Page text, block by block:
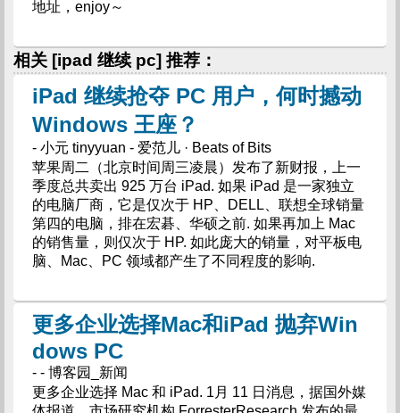
地址，enjoy～
相关 [ipad 继续 pc] 推荐：
iPad 继续抢夺 PC 用户，何时撼动
Windows 王座？
- 小元 tinyyuan - 爱范儿 · Beats of Bits
苹果周二（北京时间周三凌晨）发布了新财报，上一
季度总共卖出 925 万台 iPad. 如果 iPad 是一家独立
的电脑厂商，它是仅次于 HP、DELL、联想全球销量
第四的电脑，排在宏碁、华硕之前. 如果再加上 Mac
的销售量，则仅次于 HP. 如此庞大的销量，对平板电
脑、Mac、PC 领域都产生了不同程度的影响.
更多企业选择Mac和iPad 抛弃Win
dows PC
- - 博客园_新闻
更多企业选择 Mac 和 iPad. 1月 11 日消息，据国外媒